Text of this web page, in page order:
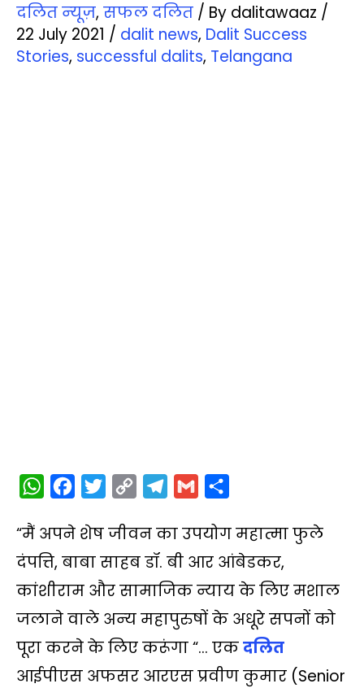
दलित न्‍यूज़, सफल दलित / By dalitawaaz /
22 July 2021 / dalit news, Dalit Success
Stories, successful dalits, Telangana
W
a
t
s
p
c
e
b
k
t
t
p
y
L
l
e
g
a
m
a
i
l
a
r
e
“मैं अपने शेष जीवन का उपयोग महात्मा फुले
दंपत्ति, बाबा साहब डॉ. बी आर आंबेडकर,
कांशीराम और सामाजिक न्याय के लिए मशाल
जलाने वाले अन्‍य महापुरुषों के अधूरे सपनों को
पूरा करने के लिए करूंगा “… एकदलित
आईपीएस अफसर आरएस प्रवीण कुमार (Senior